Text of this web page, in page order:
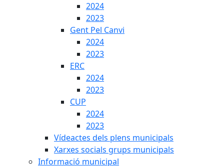
2024
2023
Gent Pel Canvi
2024
2023
ERC
2024
2023
CUP
2024
2023
Vídeactes dels plens municipals
Xarxes socials grups municipals
Informació municipal